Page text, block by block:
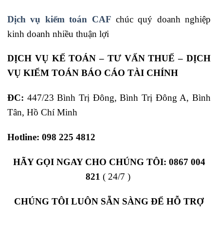
Dịch vụ kiểm toán CAF chúc quý doanh nghiệp
kinh doanh nhiều thuận lợi
DỊCH VỤ KẾ TOÁN – TƯ VẤN THUẾ – DỊCH
VỤ KIỂM TOÁN BÁO CÁO TÀI CHÍNH
ĐC: 447/23 Bình Trị Đông, Bình Trị Đông A, Bình
Tân, Hồ Chí Minh
Hotline: 098 225 4812
HÃY GỌI NGAY CHO CHÚNG TÔI: 0867 004
821 ( 24/7 )
CHÚNG TÔI LUÔN SẴN SÀNG ĐỂ HỖ TRỢ